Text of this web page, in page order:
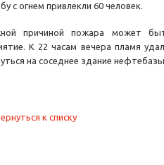
с огнем привлекли 60 человек.
причиной пожара может
К 22 часам вечера пламя
на соседнее здание
к списку